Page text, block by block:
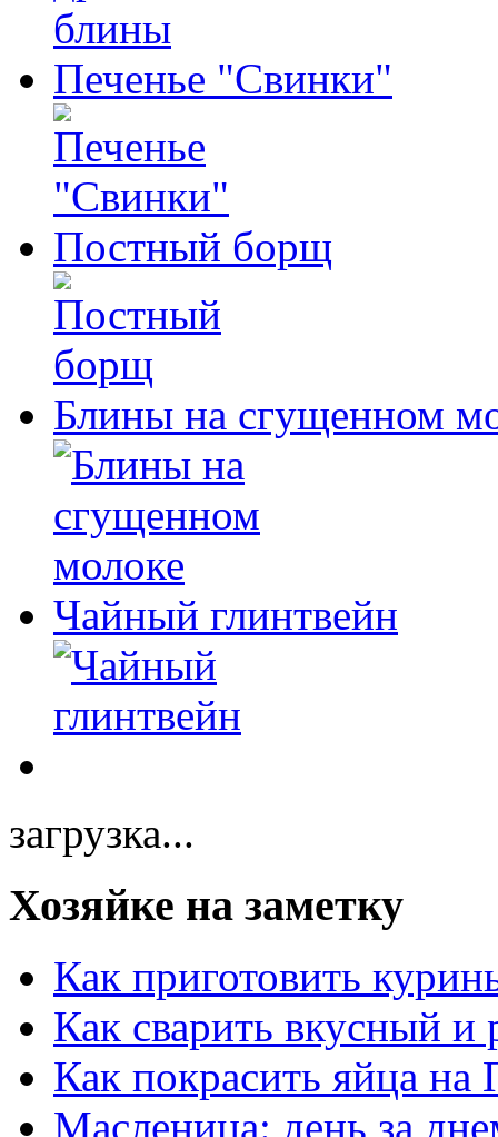
Печенье "Свинки"
Постный борщ
Блины на сгущенном
Чайный глинтвейн
загрузка...
Хозяйке на заметку
Как приготовить
Как сварить вкусный и
Как покрасить яйца на
Масленица: день за